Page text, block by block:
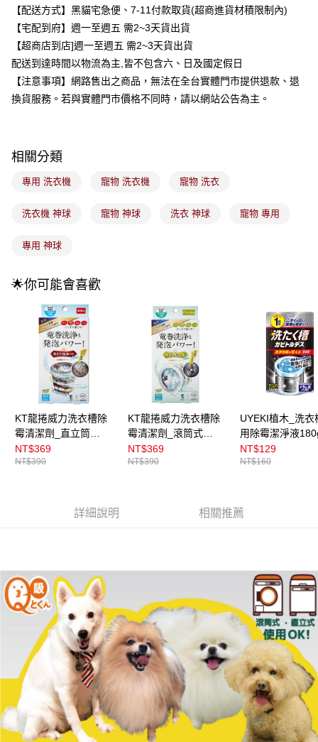
匯豐（台灣）商業銀行
華泰商業銀行
聯邦商業銀行
遠東國際商業銀行
元大商業銀行
永豐商業銀行
玉山商業銀行
台新國際商業銀行
中國信託商業銀行
台灣樂天信用卡公司
街口支付
悠遊付
Google Pay
全盈+PAY
【大哥付你分期使用說明】
2.付款方式選擇「大哥付你分期」，訂單成立後會自動跳轉到大哥付的交易
成交易。
3.實際核准額度、可分期數及費用金額請依後續交易確認頁面所載為準。
消。如遇「轉專審核」未通過狀況，表示未達大哥付你分期系統評分，恕無
1.分期款項不併入電信帳單，「大哥付你分期」於每月結算日後寄送繳費提
2.透過簡訊連結打開帳單後，可選擇「超商條碼／台灣大直營門市／銀行轉
帳／街口支付／iPASS MONEY」等通路繳費。
【注意事項】
1.本服務係由「台灣大哥大股份有限公司」（以下簡稱本公司）所提供，讓
用戶於交易時，得透過本服務購買商品或服務，並由商店將買賣／分期付款
買賣價金債權讓與本公司後，依約使用本公司帳單繳交帳款。
2.基於同意付款使用「大哥付你分期」之契約關係目的，商店將以您的個人
資料（包含姓名、電話或地址）提供予台灣大哥大進項蒐集、處理及利用，
由本公司與您本人進行分期帳單所需資料之確認、核對及更正。
3.完整用戶服務條款，請詳閱以下連結：https://oppay.tw/userRule
每筆NT$100，滿NT$899(含以上)免運費
每筆NT$100，滿NT$899(含以上)免運費
7-11取貨付款
每筆NT$100，滿NT$899(含以上)免運費
付款後7-11取貨
每筆NT$100，滿NT$899(含以上)免運費
每筆NT$100，滿NT$899(含以上)免運費
付款後門市自取
【配送方式】黑貓宅急便、7-11付款取貨(超商進貨材積限制內)
【宅配到府】週一至週五 需2~3天貨出貨
【超商店到店]週一至週五 需2~3天貨出貨
配送到達時間以物流為主,皆不包含六、日及國定假日
【注意事項】網路售出之商品，無法在全台實體門市提供退款、退
換貨服務。若與實體門市價格不同時，請以網站公告為主。
相關分類
專用 洗衣機 寵物 洗衣機 寵物 洗衣
洗衣機 神球 寵物 神球 洗衣 神球 寵物 專用
專用 神球
🌟你可能會喜歡
KT龍捲威力洗衣槽除
霉清潔劑_直立筒
200g10g
NT$369
NT$390
KT龍捲威力洗衣槽除
霉清潔劑_滾筒式
100g5g
NT$369
NT$390
UYEKI植木_洗衣
用除霉潔淨液
回份
NT$129
NT$160
詳細說明 相關推薦